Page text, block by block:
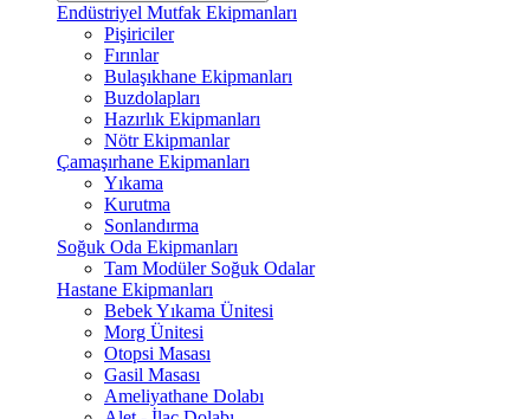
Endüstriyel Mutfak Ekipmanları
Pişiriciler
Fırınlar
Bulaşıkhane Ekipmanları
Buzdolapları
Hazırlık Ekipmanları
Nötr Ekipmanlar
Çamaşırhane Ekipmanları
Yıkama
Kurutma
Sonlandırma
Soğuk Oda Ekipmanları
Tam Modüler Soğuk Odalar
Hastane Ekipmanları
Bebek Yıkama Ünitesi
Morg Ünitesi
Otopsi Masası
Gasil Masası
Ameliyathane Dolabı